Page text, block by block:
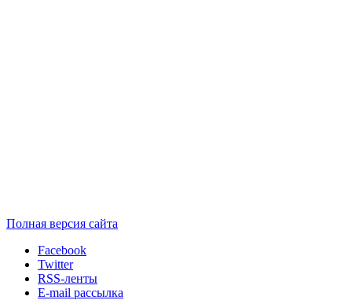
Полная версия сайта
Facebook
Twitter
RSS-ленты
E-mail рассылка